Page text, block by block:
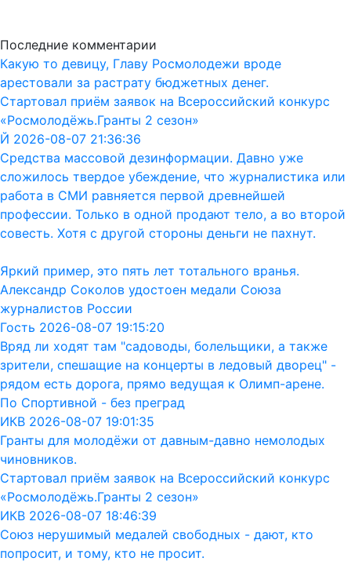
Последние комментарии
Какую то девицу, Главу Росмолодежи вроде
арестовали за растрату бюджетных денег.
Стартовал приём заявок на Всероссийский конкурс
«Росмолодёжь.Гранты 2 сезон»
Й 2026-08-07 21:36:36
Средства массовой дезинформации. Давно уже
сложилось твердое убеждение, что журналистика или
работа в СМИ равняется первой древнейшей
профессии. Только в одной продают тело, а во второй
совесть. Хотя с другой стороны деньги не пахнут.
Яркий пример, это пять лет тотального вранья.
Александр Соколов удостоен медали Союза
журналистов России
Гость 2026-08-07 19:15:20
Вряд ли ходят там "садоводы, болельщики, а также
зрители, спешащие на концерты в ледовый дворец" -
рядом есть дорога, прямо ведущая к Олимп-арене.
По Спортивной - без преград
ИКВ 2026-08-07 19:01:35
Гранты для молодёжи от давным-давно немолодых
чиновников.
Стартовал приём заявок на Всероссийский конкурс
«Росмолодёжь.Гранты 2 сезон»
ИКВ 2026-08-07 18:46:39
Союз нерушимый медалей свободных - дают, кто
попросит, и тому, кто не просит.